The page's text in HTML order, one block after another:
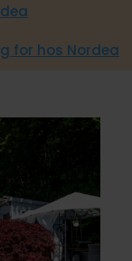
for hos Nordea